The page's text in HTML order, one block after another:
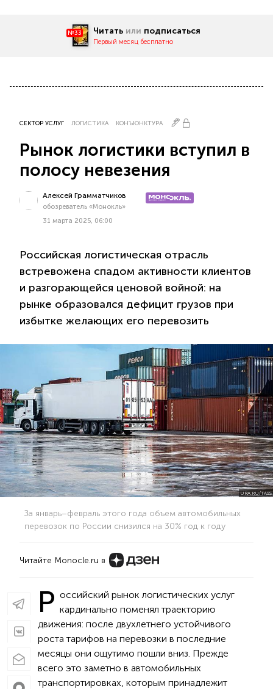
№33 Читать или подписаться
Первый месяц бесплатно
СЕКТОР УСЛУГ ЛОГИСТИКА КОНЪЮНКТУРА
Рынок логистики вступил в
полосу невезения
Алексей Грамматчиков
обозреватель «Монокль»
31 марта 2025, 06:00
Российская логистическая отрасль
встревожена спадом активности клиентов
и разгорающейся ценовой войной: на
рынке образовался дефицит грузов при
избытке желающих его перевозить
URA.RU/TASS
За январь–февраль этого года объем автомобильных
перевозок по России снизился на 30% год к году
Читайте Monocle.ru в
Р оссийский рынок логистических услуг
кардинально поменял траекторию
движения: после двухлетнего устойчивого
роста тарифов на перевозки в последние
месяцы они ощутимо пошли вниз. Прежде
всего это заметно в автомобильных
транспортировках, которым принадлежит